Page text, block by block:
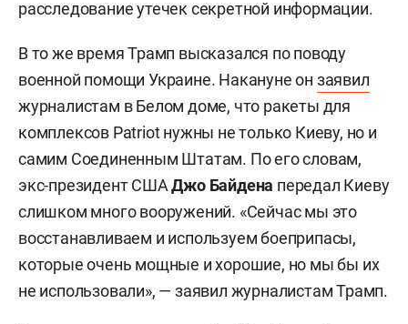
расследование утечек секретной информации.
В то же время Трамп высказался по поводу
военной помощи Украине. Накануне он заявил
журналистам в Белом доме, что ракеты для
комплексов Patriot нужны не только Киеву, но и
самим Соединенным Штатам. По его словам,
экс-президент СШАДжо Байдена передал Киеву
слишком много вооружений. «Сейчас мы это
восстанавливаем и используем боеприпасы,
которые очень мощные и хорошие, но мы бы их
не использовали», — заявил журналистам Трамп.